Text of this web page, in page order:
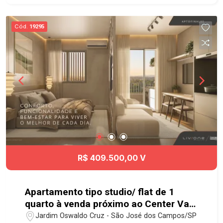
Cód. 19295
R$ 409.500,00 V
Apartamento tipo studio/ flat de 1
quarto à venda próximo ao Center Vale
em São José dos Campos | Liv.One
Jardim Oswaldo Cruz - São José dos Campos/SP